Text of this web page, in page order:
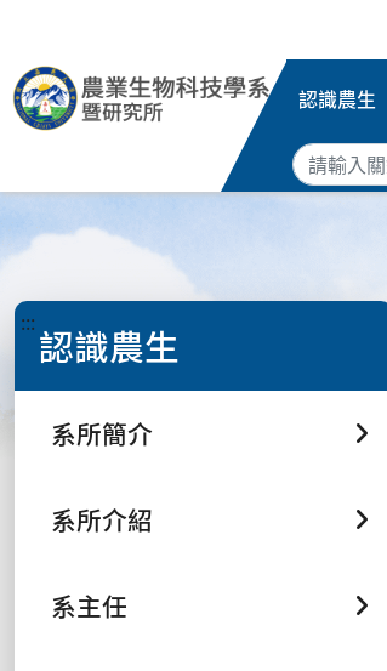
認識農生
::: 認識農生
系所簡介
系所介紹
系主任